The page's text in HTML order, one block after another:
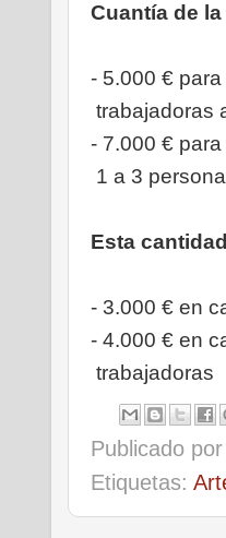
Cuantía de
- 5.000 €
trabajadoras
- 7.000 €
1 a 3
Esta
- 3.000 € en
- 4.000 € en
trabajadoras
Publicado por
Etiquetas: